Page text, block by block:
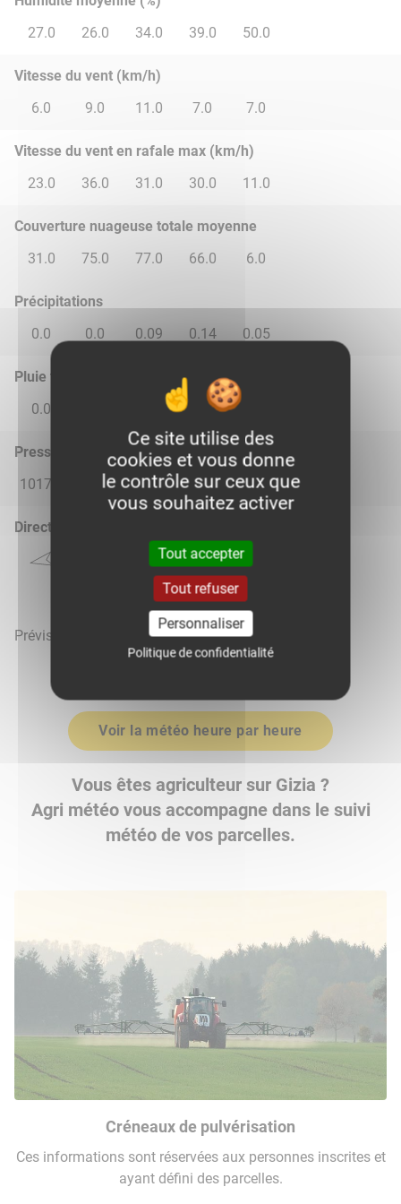
27.0
26.0 34.0 39.0 50.0
Vitesse du vent (km/h)
6.0
9.0 11.0 7.0 7.0
Vitesse du vent en rafale max (km/h)
23.0
36.0 31.0 30.0 11.0
Couverture nuageuse totale moyenne
31.0
75.0 77.0 66.0 6.0
Précipitations
0.0
0.0 0.09 0.14 0.05
Pluie total
0.0
0.14
Pression atmosphérique (hPa)
1017.0
1015.0 1015.0 1016.0 1017.0
Direction du vent
Prévisions météo mises à jour le 9 août 2026 à 03h
Voir la météo heure par heure
Vous êtes agriculteur sur Gizia ?
Agri météo vous accompagne dans le suivi
météo de vos parcelles.
Créneaux de pulvérisation
Ces informations sont réservées aux personnes inscrites et
ayant défini des parcelles.
Ce site utilise des
cookies et vous donne
le contrôle sur ceux que
vous souhaitez activer
Tout accepter
Tout refuser
Personnaliser
Politique de confidentialité